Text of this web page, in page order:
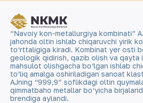
“Navoiy kon-metallurgiya kombinati”
jahonda oltin ishlab chiqaruvchi yirik
to‘rttaligiga kiradi. Kombinat yer osti
geologik qidirish, qazib olish va qayta
mahsulot olishgacha bo‘lgan ishlab
to‘liq amalga oshiriladigan sanoat
AJning “999,9” soflikdagi oltin
qimmatbaho metallar bo‘yicha
brendiga aylandi.